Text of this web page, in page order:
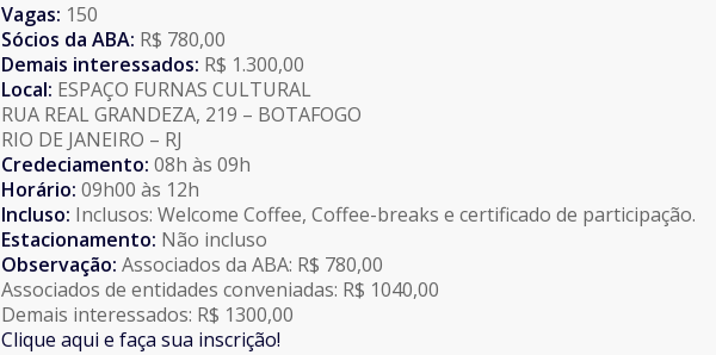
Vagas: 150
Sócios da ABA: R$ 780,00
Demais interessados: R$ 1.300,00
Local: ESPAÇO FURNAS CULTURAL
RUA REAL GRANDEZA, 219 – BOTAFOGO
RIO DE JANEIRO – RJ
Credeciamento: 08h às 09h
Horário: 09h00 às 12h
Incluso: Inclusos: Welcome Coffee, Coffee-breaks e certificado de participação.
Estacionamento: Não incluso
Observação: Associados da ABA: R$ 780,00
Associados de entidades conveniadas: R$ 1040,00
Demais interessados: R$ 1300,00
Clique aqui e faça sua inscrição!